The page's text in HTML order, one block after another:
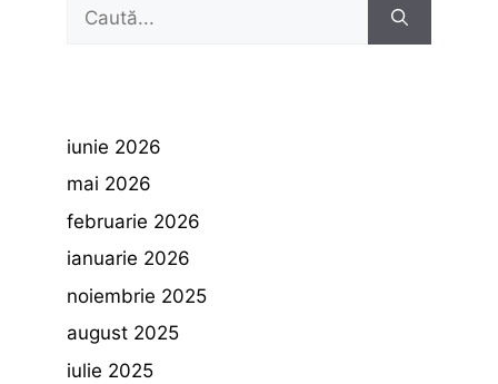
după:
iunie 2026
mai 2026
februarie 2026
ianuarie 2026
noiembrie 2025
august 2025
iulie 2025